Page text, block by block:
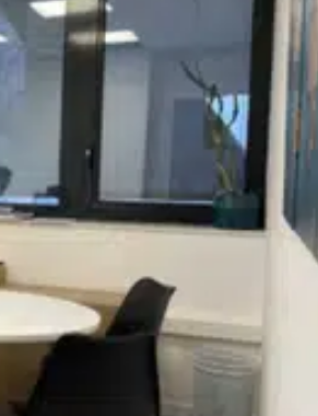
Étienne, le quartier de Bergson est à
une réelle opportunité pouvant
bien vous est présenté par Aquila.